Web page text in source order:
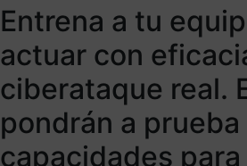
Plazo cerrado
Entrena a tu
actuar con
ciberataque real.
pondrán a prueba
capacidades